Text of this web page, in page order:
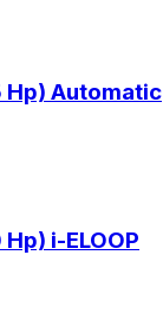
Hp) Automatic
i-ELOOP